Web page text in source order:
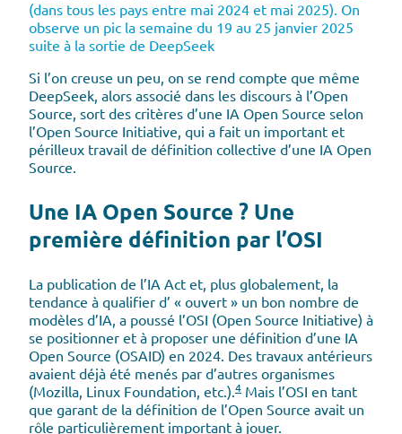
(dans tous les pays entre mai 2024 et mai 2025). On
observe un pic la semaine du 19 au 25 janvier 2025
suite à la sortie de DeepSeek
Si l’on creuse un peu, on se rend compte que même
DeepSeek, alors associé dans les discours à l’Open
Source, sort des critères d’une IA Open Source selon
l’Open Source Initiative, qui a fait un important et
périlleux travail de définition collective d’une IA Open
Source.
Une IA Open Source ? Une
première définition par l’OSI
La publication de l’IA Act et, plus globalement, la
tendance à qualifier d’ « ouvert » un bon nombre de
modèles d’IA, a poussé l’OSI (Open Source Initiative) à
se positionner et à proposer une définition d’une IA
Open Source (OSAID) en 2024. Des travaux antérieurs
avaient déjà été menés par d’autres organismes
(Mozilla, Linux Foundation, etc.). 4 Mais l’OSI en tant
que garant de la définition de l’Open Source avait un
rôle particulièrement important à jouer.